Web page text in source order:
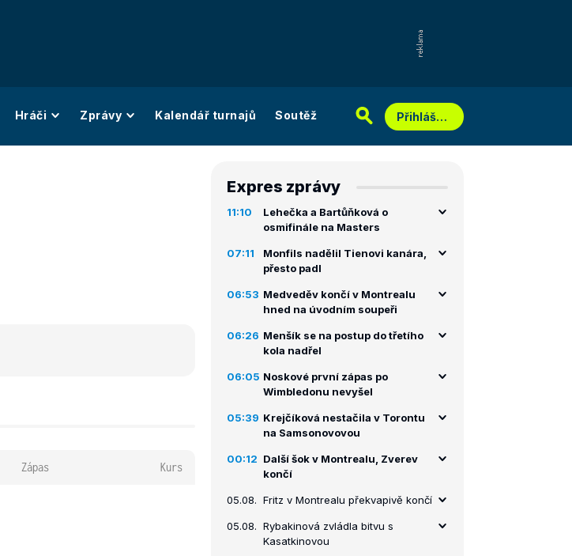
Hráči Zprávy Kalendář turnajů Soutěž Přihlášení
Zápas Kurs
Expres zprávy
11:10
Lehečka a Bartůňková o
osmifinále na Masters
07:11
Monfils nadělil Tienovi kanára,
přesto padl
06:53 Medveděv končí v Montrealu
hned na úvodním soupeři
06:26 Menšík se na postup do třetího
kola nadřel
06:05 Noskové první zápas po
Wimbledonu nevyšel
05:39 Krejčíková nestačila v Torontu
na Samsonovovou
00:12 Další šok v Montrealu, Zverev
končí
05.08. Fritz v Montrealu překvapivě končí
05.08. Rybakinová zvládla bitvu s
Kasatkinovou